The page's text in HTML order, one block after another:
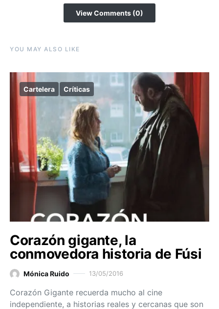
View Comments (0)
YOU MAY ALSO LIKE
Cartelera Críticas
Corazón gigante, la
conmovedora historia de Fúsi
Mónica Ruido 13/05/2016
Corazón Gigante recuerda mucho al cine
independiente, a historias reales y cercanas que son